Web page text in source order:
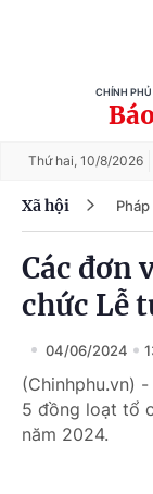
CHÍNH
Thứ hai, 10/8/2026
Xã hội
Các đơn
chức Lễ
04/06/2024
(Chinhphu.vn)
5 đồng loạt tổ
năm 2024.